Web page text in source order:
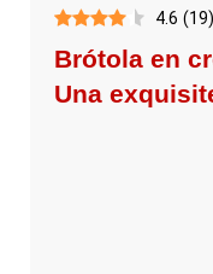
4.6 (19)
Brótola en
Una